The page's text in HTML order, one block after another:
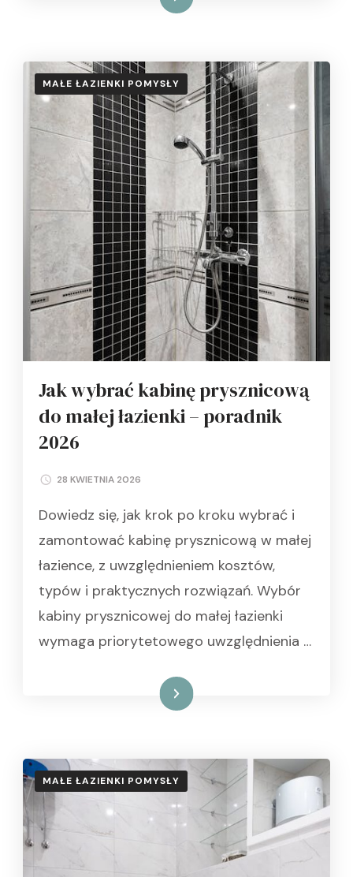
MAŁE ŁAZIENKI POMYSŁY
Jak wybrać kabinę prysznicową
do małej łazienki – poradnik
2026
28 KWIETNIA 2026
Dowiedz się, jak krok po kroku wybrać i
zamontować kabinę prysznicową w małej
łazience, z uwzględnieniem kosztów,
typów i praktycznych rozwiązań. Wybór
kabiny prysznicowej do małej łazienki
wymaga priorytetowego uwzględnienia …
Czytaj dalej
MAŁE ŁAZIENKI POMYSŁY